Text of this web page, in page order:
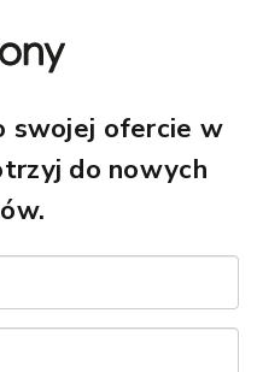
swojej ofercie w
do nowych